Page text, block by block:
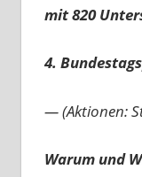
mit 820
4.
— (Aktionen:
Warum und